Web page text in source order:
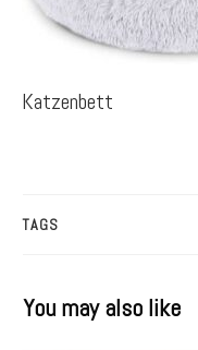
Katzenbett
TAGS
You may also like